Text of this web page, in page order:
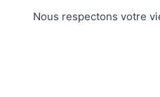
Nous respectons votre